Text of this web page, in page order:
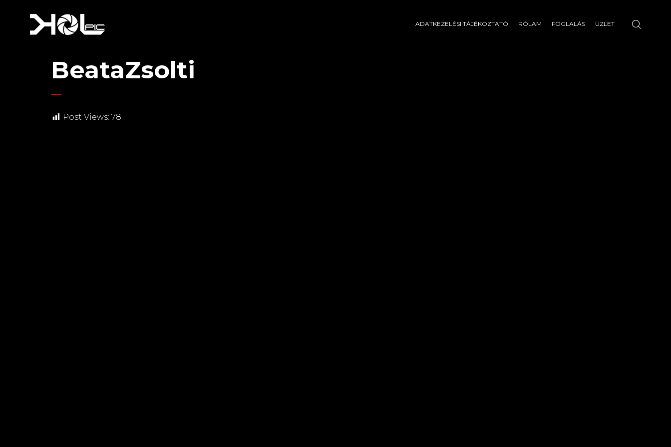
ADATKEZELÉSI TÁJÉKOZTATÓ RÓLAM FOGLALÁS ÜZLET
BeataZsolti
Post Views: 78